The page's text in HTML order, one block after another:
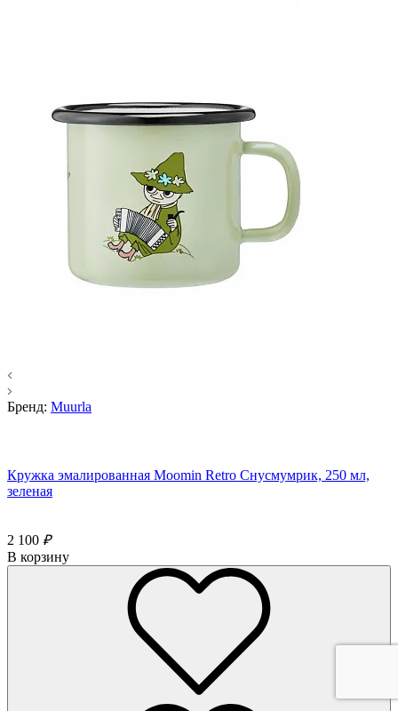
Бренд: Muurla
Кружка эмалированная Moomin Retro Снусмумрик, 250 мл,
зеленая
2 100 ₽
В корзину